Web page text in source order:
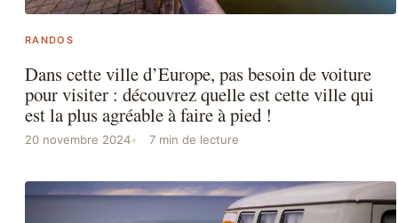
RANDOS
Dans cette ville d’Europe, pas besoin de voiture
pour visiter : découvrez quelle est cette ville qui
est la plus agréable à faire à pied !
20 novembre 2024 7 min de lecture